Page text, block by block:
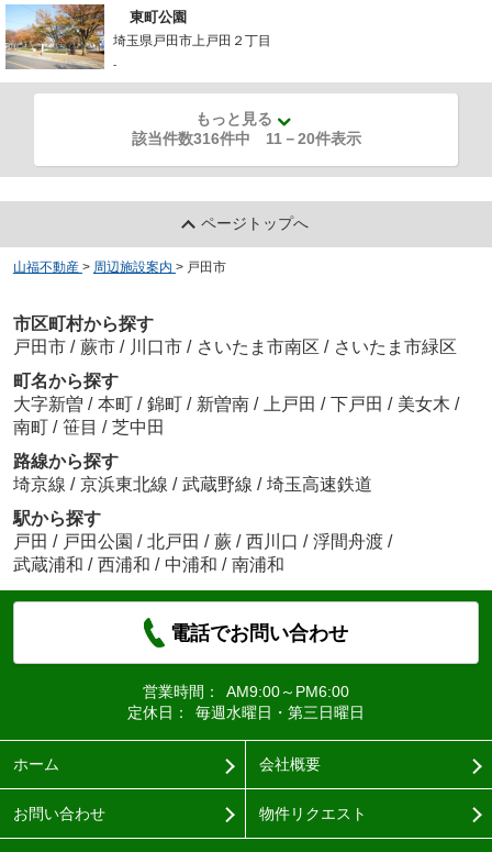
東町公園
埼玉県戸田市上戸田２丁目
-
もっと見る
該当件数316件中 11 －20件表示
ページトップへ
山福不動産 > 周辺施設案内 > 戸田市
市区町村から探す
戸田市 / 蕨市 / 川口市 / さいたま市南区 / さいたま市緑区
町名から探す
大字新曽 / 本町 / 錦町 / 新曽南 / 上戸田 / 下戸田 / 美女木 /
南町 / 笹目 / 芝中田
路線から探す
埼京線 / 京浜東北線 / 武蔵野線 / 埼玉高速鉄道
駅から探す
戸田 / 戸田公園 / 北戸田 / 蕨 / 西川口 / 浮間舟渡 /
武蔵浦和 / 西浦和 / 中浦和 / 南浦和
電話でお問い合わせ
営業時間：
AM9:00～PM6:00
定休日：
毎週水曜日・第三日曜日
ホーム 会社概要
お問い合わせ 物件リクエスト